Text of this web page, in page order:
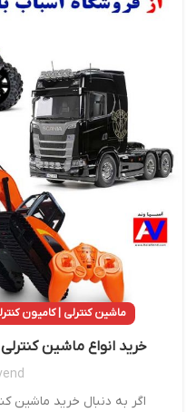
ماشین کنترلی | کامیون
خرید انواع ماشین
اگر به دنبال خرید ماشین